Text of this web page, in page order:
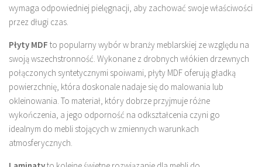
wymaga odpowiedniej pielęgnacji, aby zachować swoje właściwości
przez długi czas.
Płyty MDF to popularny wybór w branży meblarskiej ze względu na
swoją wszechstronność. Wykonane z drobnych włókien drzewnych
połączonych syntetycznymi spoiwami, płyty MDF oferują gładką
powierzchnię, która doskonale nadaje się do malowania lub
okleinowania. To materiał, który dobrze przyjmuje różne
wykończenia, a jego odporność na odkształcenia czyni go
idealnym do mebli stojących w zmiennych warunkach
atmosferycznych.